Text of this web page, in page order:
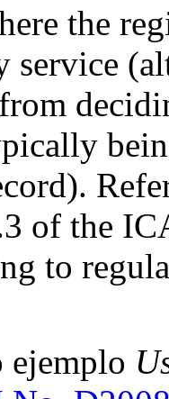
the
service
of the
to
ejemplo